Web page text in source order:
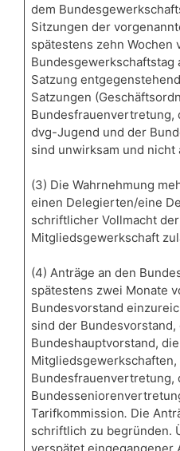
dem
Sitzungen der
spätestens zehn Wochen
Bundesgewerkschaftstag
Satzung
Satzungen
Bundesfrauenvertretung,
dvg-Jugend und der
sind unwirksam und nicht
(3) Die Wahrnehmung
einen Delegierten/eine
schriftlicher Vollmacht
Mitgliedsgewerkschaft
(4) Anträge an den
spätestens zwei Monate
Bundesvorstand
sind der Bundesvorstand,
Bundeshauptvorstand, die
Mitgliedsgewerkschaften,
Bundesfrauenvertretung,
Tarifkommission. Die
schriftlich zu begründen.